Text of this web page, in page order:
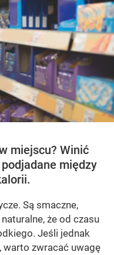
miejscu? Winić
między
Są smaczne,
że od czasu
Jeśli jednak
warto zwracać uwagę